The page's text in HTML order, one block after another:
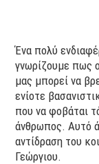
Ένα πολύ
γνωρίζουμε πως
μας μπορεί να
ενίοτε
που να φοβάται
άνθρωπος. Αυτό
αντίδραση του
Γεώργιου.